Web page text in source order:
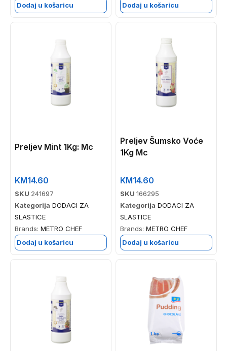
Dodaj u košaricu
Dodaj u košaricu
Preljev Mint 1Kg: Mc
KM14.60
SKU 241697
Kategorija DODACI ZA
SLASTICE
Brands: METRO CHEF
Dodaj u košaricu
Preljev Šumsko Voće
1Kg Mc
KM14.60
SKU 166295
Kategorija DODACI ZA
SLASTICE
Brands: METRO CHEF
Dodaj u košaricu